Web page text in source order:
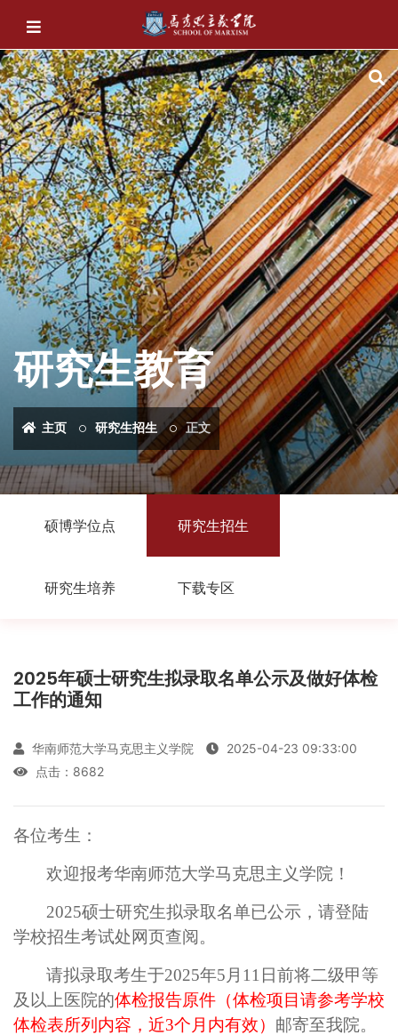
研究生教育
主页 研究生招生 正文
硕博学位点 研究生招生
研究生培养 下载专区
2025年硕士研究生拟录取名单公示及做好体检
工作的通知
华南师范大学马克思主义学院
2025-04-23 09:33:00
点击： 8682
各位考生：
欢迎报考华南师范大学马克思主义学院！
2025硕士研究生拟录取名单已公示， 请登陆
学校招生考试处网页查阅。
请拟录取考生于2025年5月 11 日前将二级甲等
及 以上医院的体检报告原件（体检项目请参考学校
体检表所列内容，近3个月内有效） 邮寄至我院。